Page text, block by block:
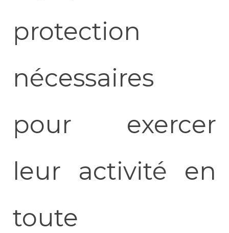
protection
nécessaires
pour exercer
leur activité en
toute